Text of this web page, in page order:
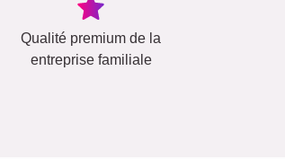
Qualité premium de la
entreprise familiale